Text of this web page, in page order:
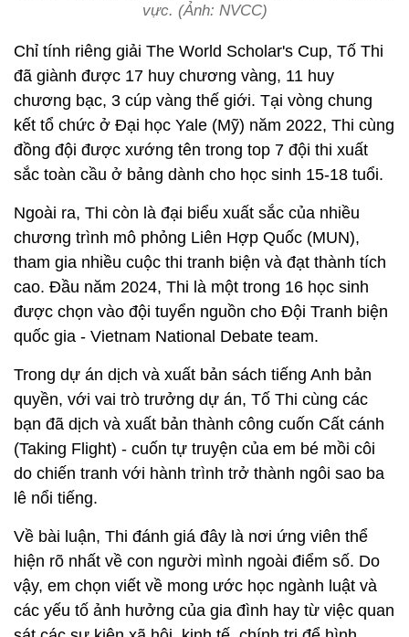
vực. (Ảnh: NVCC)
Chỉ tính riêng giải The World Scholar's Cup, Tố Thi
đã giành được 17 huy chương vàng, 11 huy
chương bạc, 3 cúp vàng thế giới. Tại vòng chung
kết tổ chức ở Đại học Yale (Mỹ) năm 2022, Thi cùng
đồng đội được xướng tên trong top 7 đội thi xuất
sắc toàn cầu ở bảng dành cho học sinh 15-18 tuổi.
Ngoài ra, Thi còn là đại biểu xuất sắc của nhiều
chương trình mô phỏng Liên Hợp Quốc (MUN),
tham gia nhiều cuộc thi tranh biện và đạt thành tích
cao. Đầu năm 2024, Thi là một trong 16 học sinh
được chọn vào đội tuyển nguồn cho Đội Tranh biện
quốc gia - Vietnam National Debate team.
Trong dự án dịch và xuất bản sách tiếng Anh bản
quyền, với vai trò trưởng dự án, Tố Thi cùng các
bạn đã dịch và xuất bản thành công cuốn Cất cánh
(Taking Flight) - cuốn tự truyện của em bé mồi côi
do chiến tranh với hành trình trở thành ngôi sao ba
lê nổi tiếng.
Về bài luận, Thi đánh giá đây là nơi ứng viên thể
hiện rõ nhất về con người mình ngoài điểm số. Do
vậy, em chọn viết về mong ước học ngành luật và
các yếu tố ảnh hưởng của gia đình hay từ việc quan